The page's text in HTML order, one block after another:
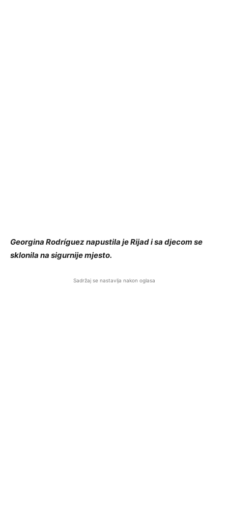
Georgina Rodríguez napustila je Rijad i sa djecom se
sklonila na sigurnije mjesto.
Sadržaj se nastavlja nakon oglasa